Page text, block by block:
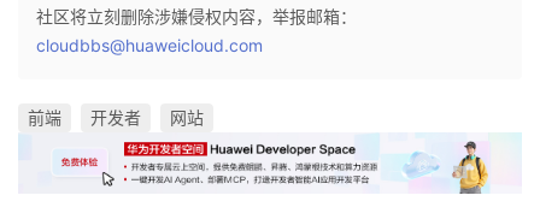
社区将立刻删除涉嫌侵权内容，举报邮箱：
cloudbbs@huaweicloud.com
前端 开发者 网站